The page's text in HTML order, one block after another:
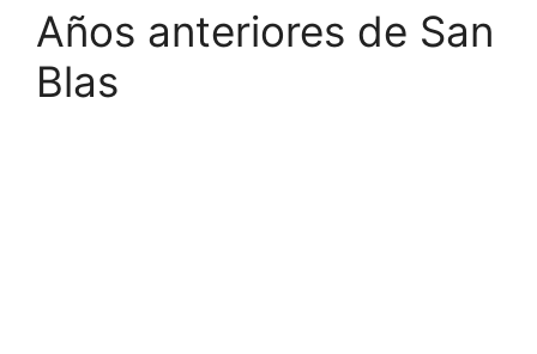
Años anteriores de San
Blas